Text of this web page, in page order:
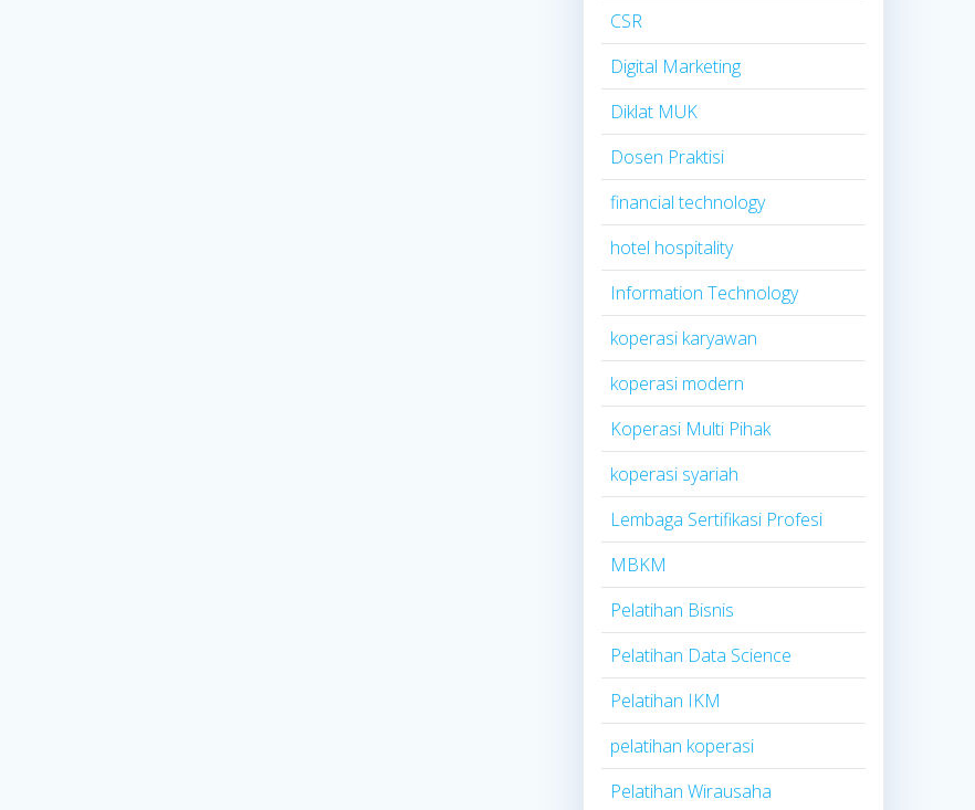
CSR
Digital Marketing
Diklat MUK
Dosen Praktisi
financial technology
hotel hospitality
Information Technology
koperasi karyawan
koperasi modern
Koperasi Multi Pihak
koperasi syariah
Lembaga Sertifikasi Profesi
MBKM
Pelatihan Bisnis
Pelatihan Data Science
Pelatihan IKM
pelatihan koperasi
Pelatihan Wirausaha